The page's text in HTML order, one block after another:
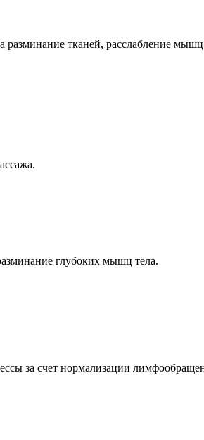
Дневное посещение
тканей, расслабление мышц
глубоких мышц тела.
за счет нормализации